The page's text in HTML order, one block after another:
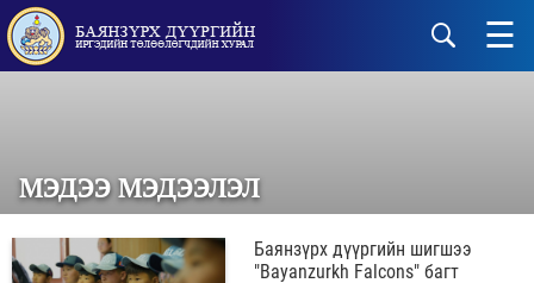
☰
МЭДЭЭ МЭДЭЭЛЭЛ
Баянзүрх дүүргийн шигшээ
"Bayanzurkh Falcons" багт